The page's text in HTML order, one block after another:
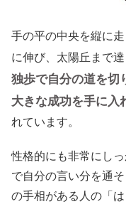
手の平の中央を縦に
に伸び、太陽丘まで
独歩で自分の道を切
大きな成功を手に入
れています。
性格的にも非常にし
で自分の言い分を通
の手相がある人の「